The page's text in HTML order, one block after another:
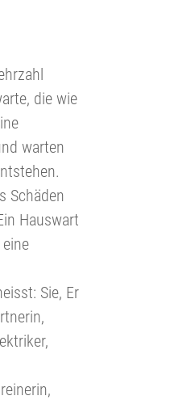
die wie
warten
Schäden
Hauswart
Sie, Er